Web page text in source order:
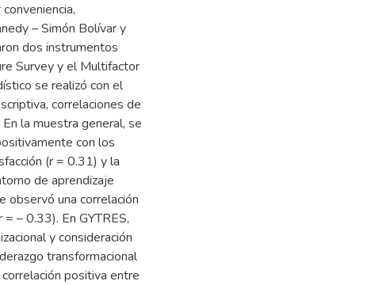
– Simón Bolívar y
dos instrumentos
Survey y el Multifactor
se realizó con el
correlaciones de
la muestra general, se
con los
(r = 0.31) y la
de aprendizaje
observó una correlación
– 0.33). En GYTRES,
y consideración
transformacional
positiva entre